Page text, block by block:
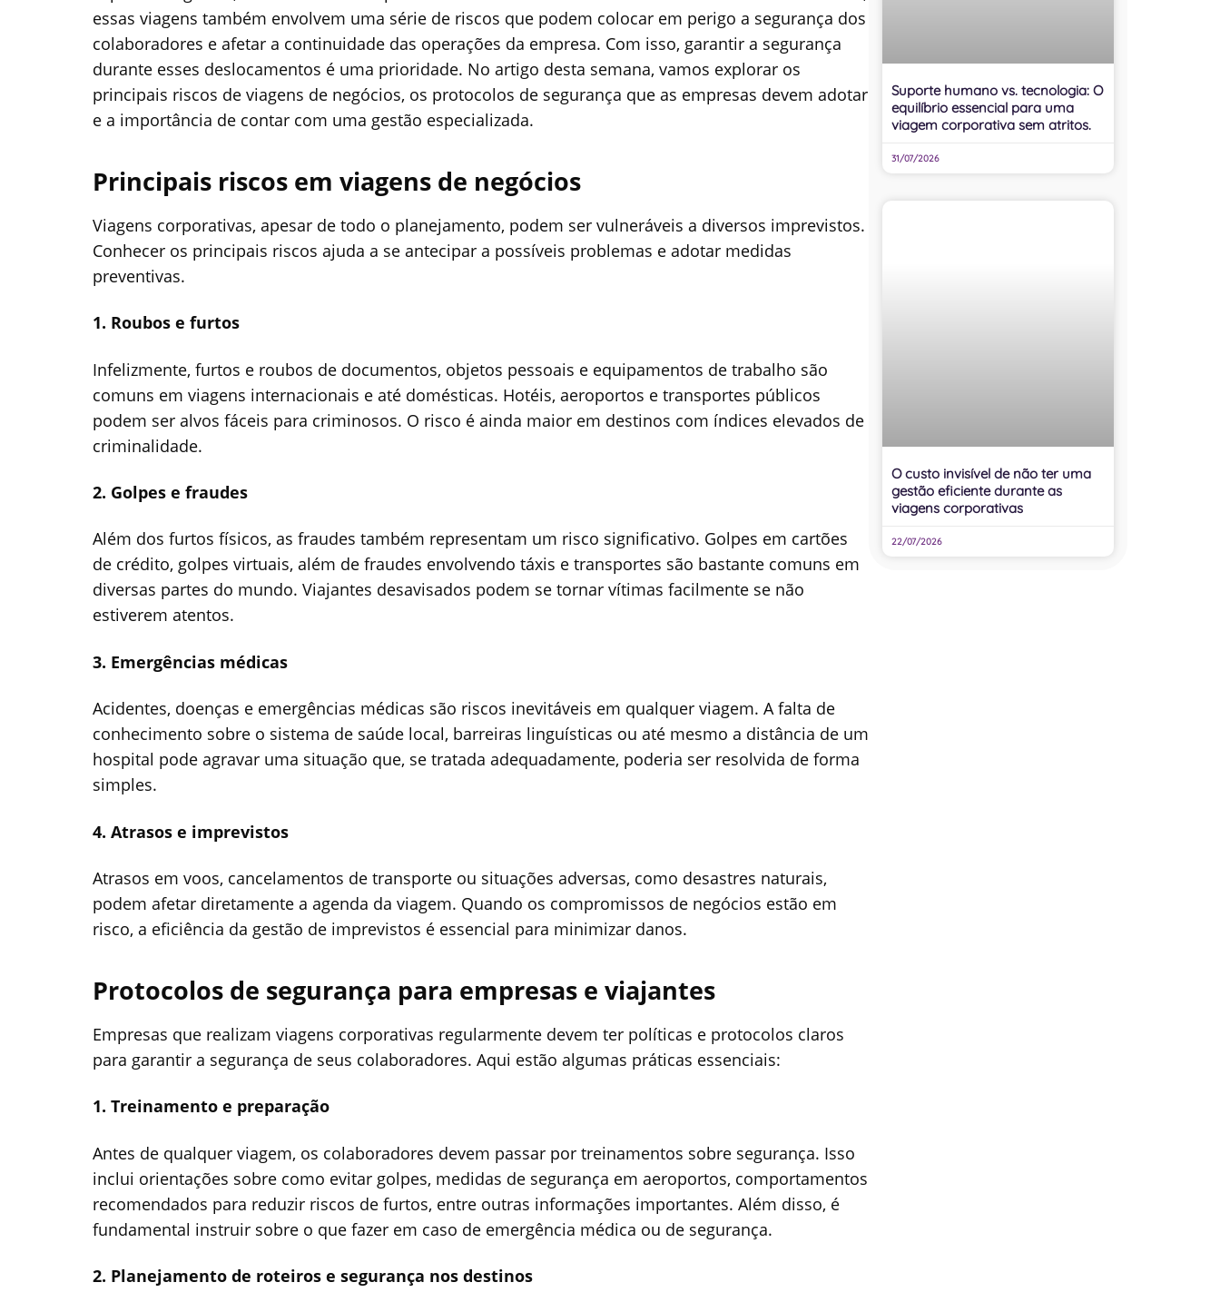
essas viagens também envolvem uma série de riscos que podem colocar em perigo a segurança dos
colaboradores e afetar a continuidade das operações da empresa. Com isso, garantir a segurança
durante esses deslocamentos é uma prioridade. No artigo desta semana, vamos explorar os
principais riscos de viagens de negócios, os protocolos de segurança que as empresas devem adotar
e a importância de contar com uma gestão especializada.
Principais riscos em viagens de negócios
Viagens corporativas, apesar de todo o planejamento, podem ser vulneráveis a diversos imprevistos.
Conhecer os principais riscos ajuda a se antecipar a possíveis problemas e adotar medidas
preventivas.
1. Roubos e furtos
Infelizmente, furtos e roubos de documentos, objetos pessoais e equipamentos de trabalho são
comuns em viagens internacionais e até domésticas. Hotéis, aeroportos e transportes públicos
podem ser alvos fáceis para criminosos. O risco é ainda maior em destinos com índices elevados de
criminalidade.
2. Golpes e fraudes
Além dos furtos físicos, as fraudes também representam um risco significativo. Golpes em cartões
de crédito, golpes virtuais, além de fraudes envolvendo táxis e transportes são bastante comuns em
diversas partes do mundo. Viajantes desavisados podem se tornar vítimas facilmente se não
estiverem atentos.
3. Emergências médicas
Acidentes, doenças e emergências médicas são riscos inevitáveis em qualquer viagem. A falta de
conhecimento sobre o sistema de saúde local, barreiras linguísticas ou até mesmo a distância de um
hospital pode agravar uma situação que, se tratada adequadamente, poderia ser resolvida de forma
simples.
4. Atrasos e imprevistos
Atrasos em voos, cancelamentos de transporte ou situações adversas, como desastres naturais,
podem afetar diretamente a agenda da viagem. Quando os compromissos de negócios estão em
risco, a eficiência da gestão de imprevistos é essencial para minimizar danos.
Protocolos de segurança para empresas e viajantes
Empresas que realizam viagens corporativas regularmente devem ter políticas e protocolos claros
para garantir a segurança de seus colaboradores. Aqui estão algumas práticas essenciais:
1. Treinamento e preparação
Antes de qualquer viagem, os colaboradores devem passar por treinamentos sobre segurança. Isso
inclui orientações sobre como evitar golpes, medidas de segurança em aeroportos, comportamentos
recomendados para reduzir riscos de furtos, entre outras informações importantes. Além disso, é
fundamental instruir sobre o que fazer em caso de emergência médica ou de segurança.
2. Planejamento de roteiros e segurança nos destinos
Suporte humano vs. tecnologia: O
equilíbrio essencial para uma
viagem corporativa sem atritos.
31/07/2026
O custo invisível de não ter uma
gestão eficiente durante as
viagens corporativas
22/07/2026